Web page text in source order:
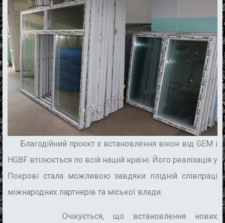
Благодійний проєкт з встановлення вікон від GEM і
HGBF втілюється по всій нашій країні. Його реалізація у
Покрові стала можливою завдяки плідній співпраці
міжнародних партнерів та міської влади.
Очікується, що встановлення нових